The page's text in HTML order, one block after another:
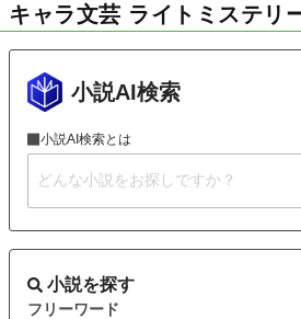
キャラ文芸 ライトミステリ
小説AI検索
小説AI検索とは
小説を探す
フリーワード